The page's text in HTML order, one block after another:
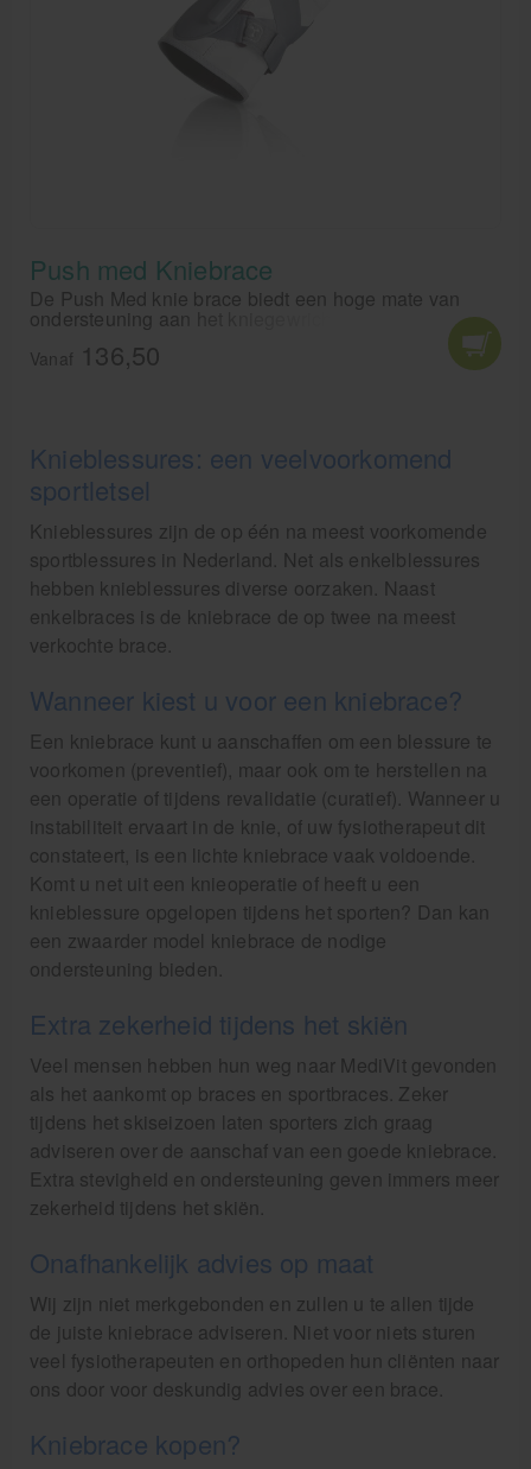
Push med Kniebrace
De Push Med knie brace biedt een hoge mate van
ondersteuning aan het kniegewricht in medio-laterale
Vanaf 136,50
Knieblessures: een veelvoorkomend
sportletsel
Knieblessures zijn de op één na meest voorkomende
sportblessures in Nederland. Net als enkelblessures
hebben knieblessures diverse oorzaken. Naast
enkelbraces is de kniebrace de op twee na meest
verkochte brace.
Wanneer kiest u voor een kniebrace?
Een kniebrace kunt u aanschaffen om een blessure te
voorkomen (preventief), maar ook om te herstellen na
een operatie of tijdens revalidatie (curatief). Wanneer u
instabiliteit ervaart in de knie, of uw fysiotherapeut dit
constateert, is een lichte kniebrace vaak voldoende.
Komt u net uit een knieoperatie of heeft u een
knieblessure opgelopen tijdens het sporten? Dan kan
een zwaarder model kniebrace de nodige
ondersteuning bieden.
Extra zekerheid tijdens het skiën
Veel mensen hebben hun weg naar MediVit gevonden
als het aankomt op braces en sportbraces. Zeker
tijdens het skiseizoen laten sporters zich graag
adviseren over de aanschaf van een goede kniebrace.
Extra stevigheid en ondersteuning geven immers meer
zekerheid tijdens het skiën.
Onafhankelijk advies op maat
Wij zijn niet merkgebonden en zullen u te allen tijde
de juiste kniebrace adviseren. Niet voor niets sturen
veel fysiotherapeuten en orthopeden hun cliënten naar
ons door voor deskundig advies over een brace.
Kniebrace kopen?